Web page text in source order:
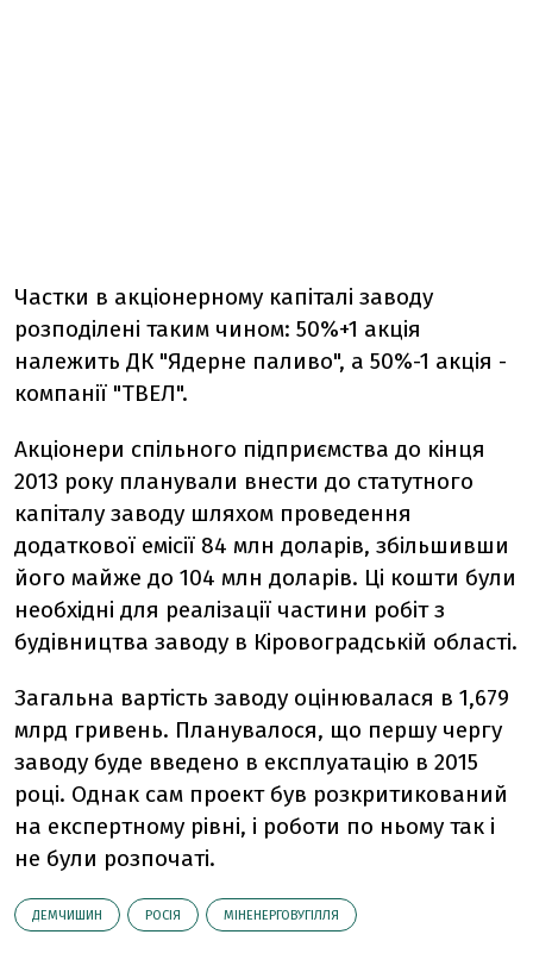
Частки в акціонерному капіталі заводу
розподілені таким чином: 50%+1 акція
належить ДК "Ядерне паливо", а 50%-1 акція -
компанії "ТВЕЛ".
Акціонери спільного підприємства до кінця
2013 року планували внести до статутного
капіталу заводу шляхом проведення
додаткової емісії 84 млн доларів, збільшивши
його майже до 104 млн доларів. Ці кошти були
необхідні для реалізації частини робіт з
будівництва заводу в Кіровоградській області.
Загальна вартість заводу оцінювалася в 1,679
млрд гривень. Планувалося, що першу чергу
заводу буде введено в експлуатацію в 2015
році. Однак сам проект був розкритикований
на експертному рівні, і роботи по ньому так і
не були розпочаті.
ДЕМЧИШИН РОСІЯ МІНЕНЕРГОВУГІЛЛЯ